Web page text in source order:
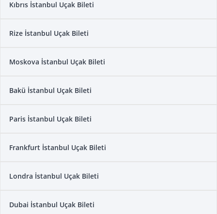
Kıbrıs İstanbul Uçak Bileti
Rize İstanbul Uçak Bileti
Moskova İstanbul Uçak Bileti
Bakü İstanbul Uçak Bileti
Paris İstanbul Uçak Bileti
Frankfurt İstanbul Uçak Bileti
Londra İstanbul Uçak Bileti
Dubai İstanbul Uçak Bileti